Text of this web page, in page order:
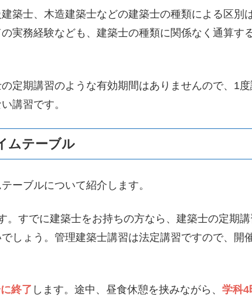
築士、木造建築士などの建築士の種類による区別
実務経験なども、建築士の種類に関係なく通算す
定期講習のような有効期間はありませんので、1
講習です。
ムテーブル
ーブルについて紹介します。
。すでに建築士をお持ちの方なら、建築士の定期講
しょう。管理建築士講習は法定講習ですので、開
終了 します。途中、昼食休憩を挟みながら、 学科4